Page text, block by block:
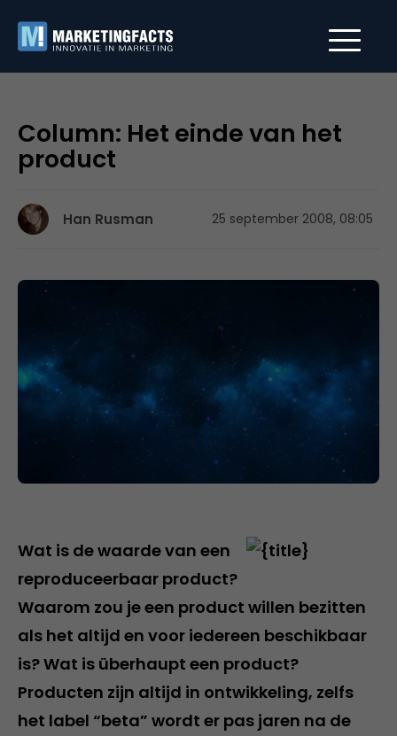
Column: Het einde van het
product
Han Rusman 25 september 2008, 08:05
Wat is de waarde van een
reproduceerbaar product?
Waarom zou je een product willen bezitten
als het altijd en voor iedereen beschikbaar
is? Wat is überhaupt een product?
Producten zijn altijd in ontwikkeling, zelfs
het label “beta” wordt er pas jaren na de